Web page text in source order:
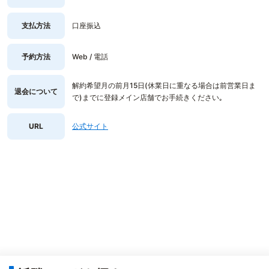
支払方法 口座振込
予約方法 Web / 電話
退会について
解約希望月の前月15日(休業日に重なる場合は前営業日ま
で)までに登録メイン店舗でお手続きください｡
URL 公式サイト